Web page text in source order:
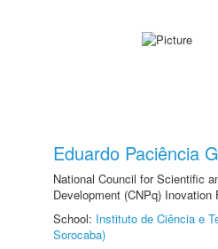
Eduardo Paciência
National Council for Scientific
Development (CNPq) Inovation
School: Instituto de Ciência e
Sorocaba)